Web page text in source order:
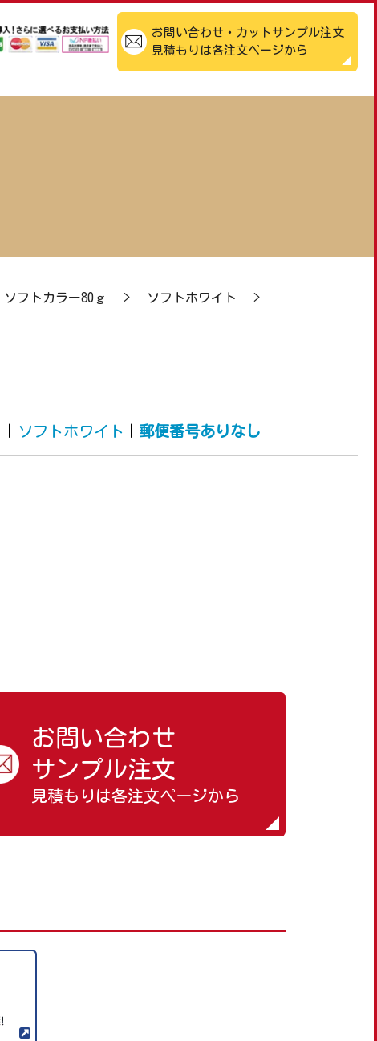
お問い合わせ・カットサンプル注文
見積もりは各注文ページから
ソフトカラー80ｇ > ソフトホワイト
>
ソフトホワイト 郵便番号ありなし
お問い合わせ
サンプル注文
見積もりは各注文ページから